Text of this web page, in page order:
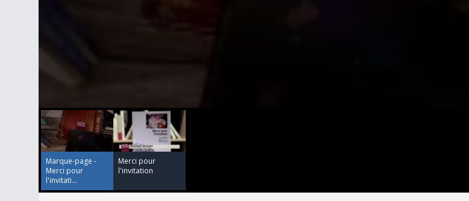
0
seconds
of
0
secondsVolume
90%
Marque-page -
Merci pour
l'invitati...
Merci pour
l'invitation